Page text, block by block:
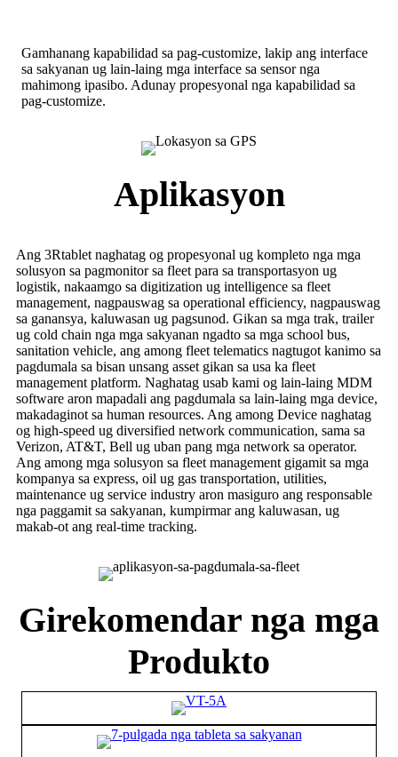
Gamhanang kapabilidad sa pag-customize, lakip ang interface
sa sakyanan ug lain-laing mga interface sa sensor nga
mahimong ipasibo. Adunay propesyonal nga kapabilidad sa
pag-customize.
Aplikasyon
Ang 3Rtablet naghatag og propesyonal ug kompleto nga mga
solusyon sa pagmonitor sa fleet para sa transportasyon ug
logistik, nakaamgo sa digitization ug intelligence sa fleet
management, nagpauswag sa operational efficiency, nagpauswag
sa ganansya, kaluwasan ug pagsunod. Gikan sa mga trak, trailer
ug cold chain nga mga sakyanan ngadto sa mga school bus,
sanitation vehicle, ang among fleet telematics nagtugot kanimo sa
pagdumala sa bisan unsang asset gikan sa usa ka fleet
management platform. Naghatag usab kami og lain-laing MDM
software aron mapadali ang pagdumala sa lain-laing mga device,
makadaginot sa human resources. Ang among Device naghatag
og high-speed ug diversified network communication, sama sa
Verizon, AT&T, Bell ug uban pang mga network sa operator.
Ang among mga solusyon sa fleet management gigamit sa mga
kompanya sa express, oil ug gas transportation, utilities,
maintenance ug service industry aron masiguro ang responsable
nga paggamit sa sakyanan, kumpirmar ang kaluwasan, ug
makab-ot ang real-time tracking.
Girekomendar nga mga
Produkto